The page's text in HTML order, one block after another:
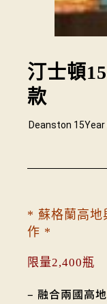
汀士頓
款
Deanston 15Year
* 蘇格蘭高地
作 *
限量2,400瓶
– 融合兩國高